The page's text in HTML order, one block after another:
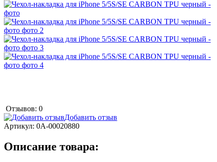
Отзывов: 0
Добавить отзыв
Артикул: 0А-00020880
Описание товара: